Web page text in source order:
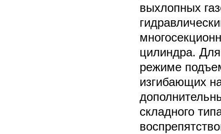
выхлопных
цилиндра.
режиме
изгибающих
складного